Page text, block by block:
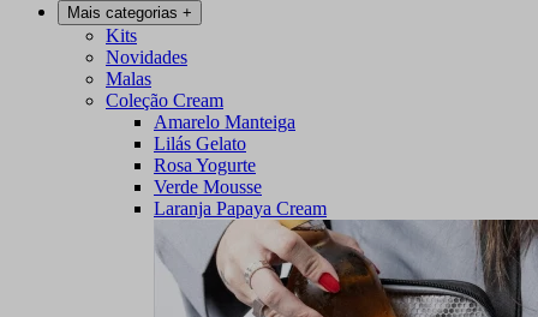
Mais categorias +
Kits
Novidades
Malas
Coleção Cream
Amarelo Manteiga
Lilás Gelato
Rosa Yogurte
Verde Mousse
Laranja Papaya Cream